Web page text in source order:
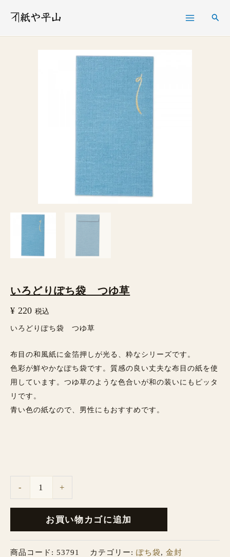
検
いろどりぽち袋 つゆ草
¥ 220 税込
いろどりぽち袋 つゆ草
布目の和風紙に金箔押しが光る、粋なシリーズです。
色彩が鮮やかなぽち袋です。質感の良い丈夫な布目の紙を使
用しています。つゆ草のような色合いが和の装いにもピッタ
リです。
青い色の紙なので、男性にもおすすめです。
- +
お買い物カゴに追加
商品コード: 53791 カテゴリー: ぽち袋, 金封